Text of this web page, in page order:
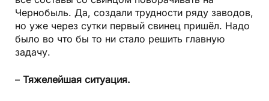
Чернобыль. Да, создали трудности ряду заводов,
но уже через сутки первый свинец пришёл. Надо
было во что бы то ни стало решить главную
задачу.
– Тяжелейшая ситуация.